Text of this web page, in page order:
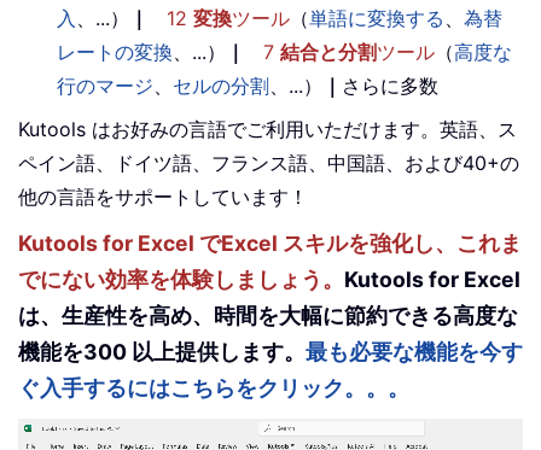
入
、...） ｜ 12 変換ツール （単語に変換する
為替
レートの変換 、...） ｜ 7 結合と分割ツール （高度な
行のマージ
セルの分割 、...） ｜ さらに多数
Kutools はお好みの言語でご利用いただけます。英語、ス
ペイン語、ドイツ語、フランス語、中国語、および40+の
他の言語をサポートしています！
Kutools for Excel でExcel スキルを強化し、これま
でにない効率を体験しましょう。 Kutools for Excel
は、生産性を高め、時間を大幅に節約できる高度な
機能を300 以上提供します。 最も必要な機能を今す
ぐ入手するにはこちらをクリック。。。